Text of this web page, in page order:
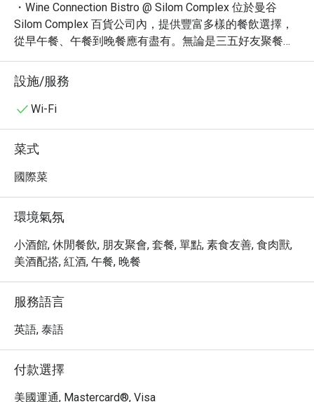
・Wine Connection Bistro @ Silom Complex 位於曼谷
Silom Complex 百貨公司內，提供豐富多樣的餐飲選擇，
從早午餐、午餐到晚餐應有盡有。無論是三五好友聚餐或
觀光客想體驗在地美食，這裡都是一個理想的選擇。
・在 Wine Connection Bistro @ Silom Complex，您可以品
嚐到精選小點、搭配咖啡、烈酒、啤酒、葡萄酒及各式調
酒。店內環境休閒時尚又舒適，適合放鬆心情，享受美
・透過 Eatigo 預訂 Wine Connection Bistro @ Silom
Complex，即可享有高達 5 折的超值優惠！立即預訂，享
受更划算的用餐體驗！
設施/服務
Wi-Fi
菜式
國際菜
環境氣氛
小酒館, 休閒餐飲, 朋友聚會, 套餐, 單點, 素食友善, 食肉獸,
美酒配搭, 紅酒, 午餐, 晚餐
服務語言
英語, 泰語
付款選擇
美國運通, Mastercard®, Visa